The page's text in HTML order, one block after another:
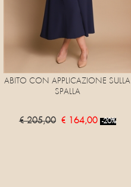
ABITO CON APPLICAZIONE SULLA
SPALLA
€ 205,00 € 164,00 -20%